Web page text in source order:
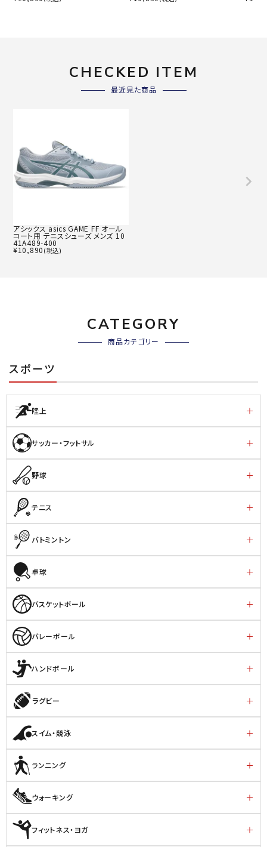
CHECKED ITEM
最近見た商品
アシックス asics GAME FF オール
コート用 テニスシューズ メンズ 10
41A489-400
¥10,890 (税込)
CATEGORY
商品カテゴリー
スポーツ
陸上
サッカー・フットサル
野球
テニス
バトミントン
卓球
バスケットボール
バレーボール
ハンドボール
ラグビー
スイム・競泳
ランニング
ウォーキング
フィットネス・ヨガ